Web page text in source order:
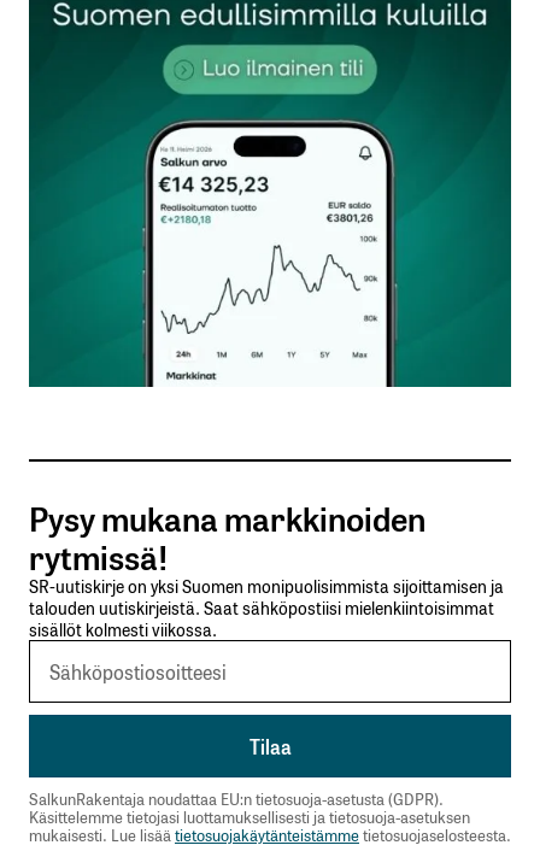
Vastaa
Et ole vissiin kuullut kohtaanto-ongelmasta?
2.6.2022 at 20:04
Vastaa
Paras keino on lisätä asuntotuotantoa, jotta
asuntojen hinnat ja vuokrat lähtevät laskuun.
todellista kilpailua vuokrissa syntyisi.
Meillä on liian kattava tukiverkosto joka luo
kannustinloukkuja .
Nykyinen hallitus vain kasvattaa sitä.
Sitten on vielä valtion ja kuntien palkat jotka myös
verorahoista.
Velalla saa lisäaikaa ja enemmän maksettavaa.
Vastaa
Pysy mukana markkinoiden
rytmissä!
SR-uutiskirje on yksi Suomen monipuolisimmista sijoittamisen ja
talouden uutiskirjeistä. Saat sähköpostiisi mielenkiintoisimmat
sisällöt kolmesti viikossa.
SalkunRakentaja noudattaa EU:n tietosuoja-asetusta (GDPR).
Käsittelemme tietojasi luottamuksellisesti ja tietosuoja-asetuksen
mukaisesti. Lue lisää tietosuojakäytänteistämmetietosuojaselosteesta.